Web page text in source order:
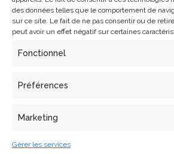
des données telles que le comportement de
sur ce site. Le fait de ne pas consentir ou de
peut avoir un effet négatif sur certaines
Fonctionnel
Préférences
Marketing
Gérer les services
2023
J.-Y. Blaise, I. Dudek, A. Néroulidis, and
SESAMES," unpublished, Sep. 2023.
<halshs-
Renaudin, "MEMORIA - nomenclature of